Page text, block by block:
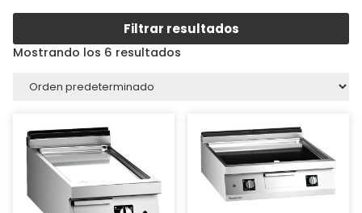
Filtrar resultados
Mostrando los 6 resultados